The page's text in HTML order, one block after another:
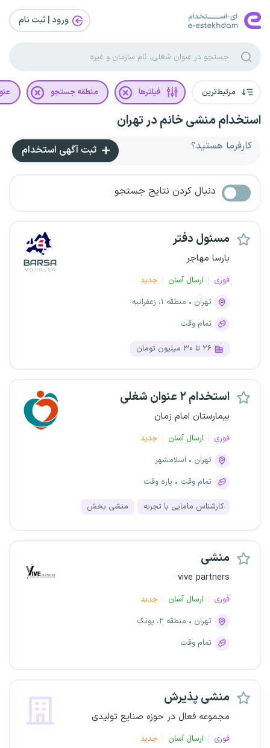
ورود | ثبت‌ نام
مرتبط‌ترین فیلترها منطقه جستجو
استخدام منشی خانم در تهران
کارفرما هستید؟ ثبت آگهی استخدام
دنبال کردن نتایج جستجو
مسئول دفتر
بارسا مهاجر
فوری ارسال آسان
جدید
تهران
منطقه ۱، زعفرانیه
تمام وقت
۲۶ تا ۳۰ میلیون تومان
استخدام ۲ عنوان شغلی
بیمارستان امام زمان
فوری ارسال آسان
جدید
تهران
اسلامشهر
تمام وقت
پاره وقت
کارشناس مامایی با تجربه منشی بخش
منشی
vive partners
فوری ارسال آسان
جدید
تهران
منطقه ۲، پونک
تمام وقت
منشی پذیرش
مجموعه فعال در حوزه صنایع تولیدی
فوری ارسال آسان
جدید